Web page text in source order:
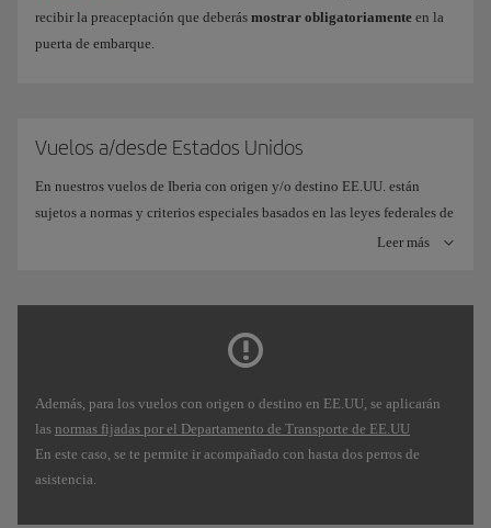
recibir la preaceptación que deberás mostrar obligatoriamente en la
puerta de embarque.
Vuelos a/desde Estados Unidos
En nuestros vuelos de Iberia con origen y/o destino EE.UU. están
sujetos a normas y criterios especiales basados en las leyes federales de
EE.UU. que rigen los animales de servicio, (disposiciones de 14 CFR
En Iberia se considera perro de asistencia a cualquier perro, al
margen de su raza o tipo, que esté entrenado para desarrollar un
trabajo o tareas en favor de una persona con discapacidad, ya
discapacidad mental. En estos casos, se puede ir acompañado
de un máximo de dos perros por persona.
Preferentemente, comunícanos con al menos 48 horas de
Leer más
Además, para los vuelos con origen o destino en EE.UU, se aplicarán
las normas fijadas por el Departamento de Transporte de EE.UU
En este caso, se te permite ir acompañado con hasta dos perros de
asistencia.